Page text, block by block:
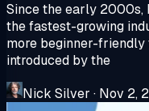
Since the early 2000s,
the fastest-growing
more beginner-friendly
introduced by the
Nick Silver · Nov 2,